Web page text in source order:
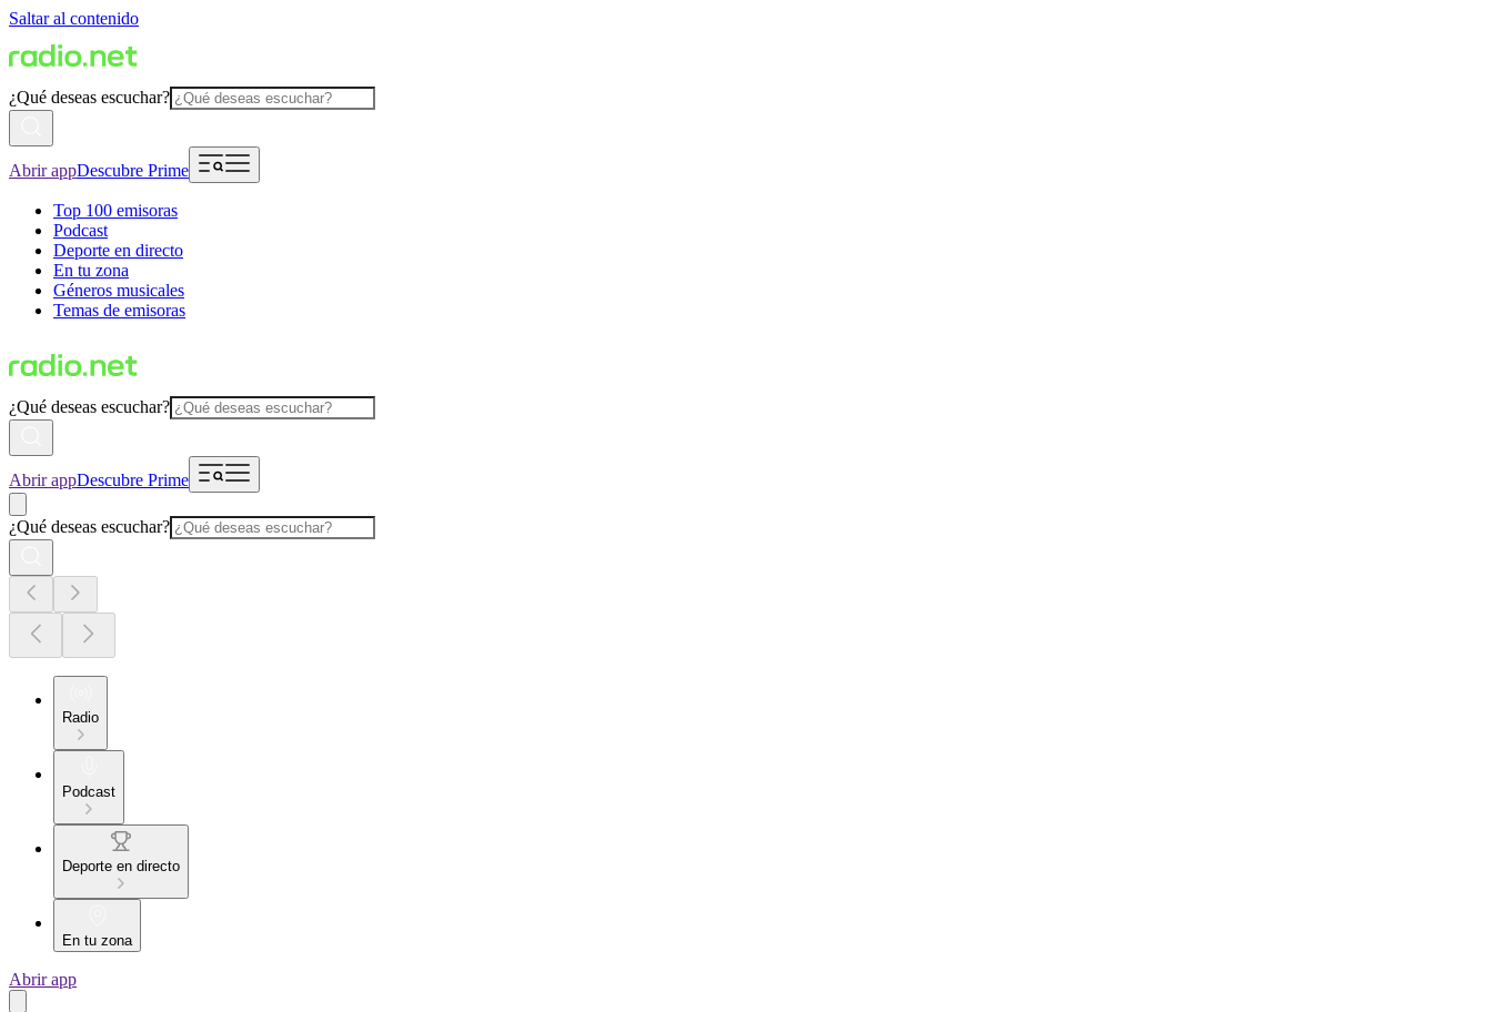
Saltar al contenido
¿Qué deseas escuchar?
Abrir appDescubre Prime
Top 100 emisoras
Podcast
Deporte en directo
En tu zona
Géneros musicales
Temas de emisoras
¿Qué deseas escuchar?
Abrir appDescubre Prime
¿Qué deseas escuchar?
Radio
Podcast
Deporte en directo
En tu zona
Abrir app